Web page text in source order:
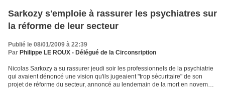
Sarkozy s'emploie à rassurer les psychiatres sur
la réforme de leur secteur
Publié le 08/01/2009 à 22:39
Par Philippe LE ROUX - Délégué de la Circonsription
Nicolas Sarkozy a su rassurer jeudi soir les professionnels de la psychiatrie
qui avaient dénoncé une vision qu'ils jugeaient "trop sécuritaire" de son
projet de réforme du secteur, annoncé au lendemain de la mort en novembre